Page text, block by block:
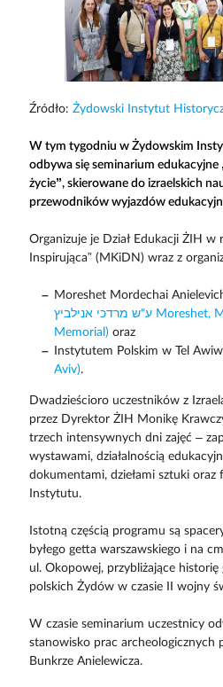
Źródło: Żydowski Instytut
W tym tygodniu w Żydowskim
odbywa się seminarium
życie”, skierowane do izraelskich
przewodników wyjazdów
Organizuje je Dział Edukacji ŻIH w
Inspirująca” (MKiDN) wraz z
Moreshet Mordechai
ע"ש מרדכי אנילביץ Moreshet, Mordechai Anielevich
Memorial) oraz
Instytutem Polskim w Tel
Aviv).
Dwadzieścioro uczestników z
przez Dyrektor ŻIH Monikę
trzech intensywnych dni zajęć –
wystawami, działalnością
dokumentami, dziełami sztuki
Instytutu.
Istotną częścią programu są
byłego getta warszawskiego i na
ul. Okopowej, przybliżające
polskich Żydów w czasie II wojny
W czasie seminarium uczestnicy
stanowisko prac archeologicznych
Bunkrze Anielewicza.